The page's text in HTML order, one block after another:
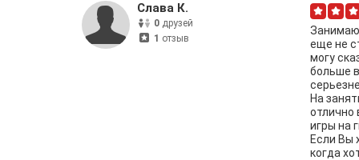
Слава К.
0 друзей
1 отзыв
еще не
могу
больше
На
отлично
игры на
Если Вы
когда